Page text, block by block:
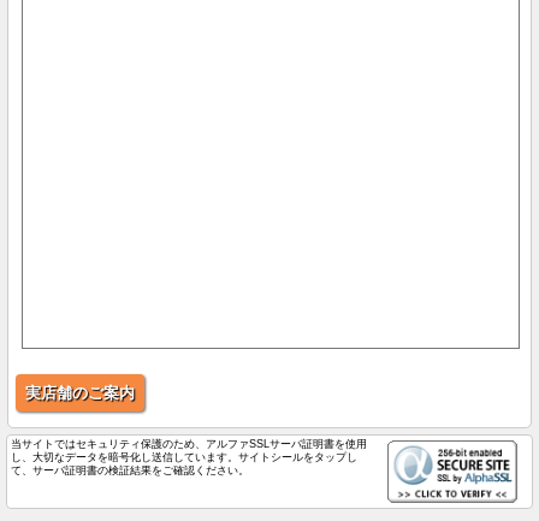
実店舗のご案内
当サイトではセキュリティ保護のため、アルファSSLサーバ証明書を使用
し、大切なデータを暗号化し送信しています。サイトシールをタップし
て、サーバ証明書の検証結果をご確認ください。